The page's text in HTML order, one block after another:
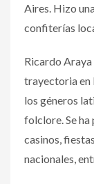
Aires. Hizo
confiterías
Ricardo Araya
trayectoria en
los géneros
folclore. Se ha
casinos,
nacionales,